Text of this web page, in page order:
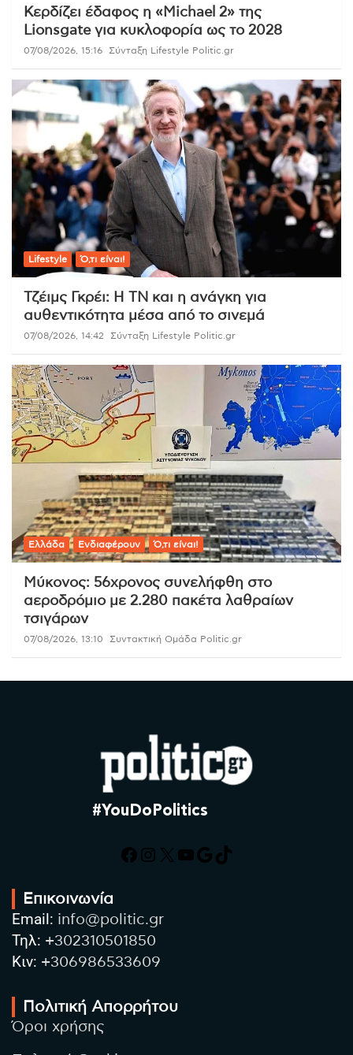
Κερδίζει έδαφος η «Michael 2» της
Lionsgate για κυκλοφορία ως το 2028
07/08/2026, 15:16 Σύνταξη Lifestyle Politic.gr
Lifestyle Ό,τι είναι!
Τζέιμς Γκρέι: Η ΤΝ και η ανάγκη για
αυθεντικότητα μέσα από το σινεμά
07/08/2026, 14:42 Σύνταξη Lifestyle Politic.gr
Ελλάδα Ενδιαφέρουν Ό,τι είναι!
Μύκονος: 56χρονος συνελήφθη στο
αεροδρόμιο με 2.280 πακέτα λαθραίων
τσιγάρων
07/08/2026, 13:10 Συντακτική Ομάδα Politic.gr
#YouDoPolitics
Facebook
Instagram
X YouTube
Google
TikTok
Επικοινωνία
Email: info@politic.gr
Τηλ: +302310501850
Κιν: +306986533609
Πολιτική Απορρήτου
Όροι χρήσης